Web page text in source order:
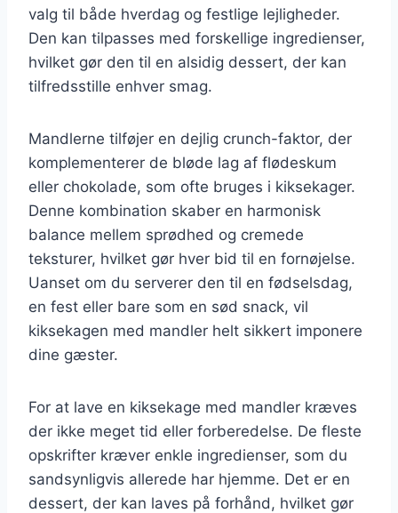
valg til både hverdag og festlige lejligheder.
Den kan tilpasses med forskellige ingredienser,
hvilket gør den til en alsidig dessert, der kan
tilfredsstille enhver smag.
Mandlerne tilføjer en dejlig crunch-faktor, der
komplementerer de bløde lag af flødeskum
eller chokolade, som ofte bruges i kiksekager.
Denne kombination skaber en harmonisk
balance mellem sprødhed og cremede
teksturer, hvilket gør hver bid til en fornøjelse.
Uanset om du serverer den til en fødselsdag,
en fest eller bare som en sød snack, vil
kiksekagen med mandler helt sikkert imponere
dine gæster.
For at lave en kiksekage med mandler kræves
der ikke meget tid eller forberedelse. De fleste
opskrifter kræver enkle ingredienser, som du
sandsynligvis allerede har hjemme. Det er en
dessert, der kan laves på forhånd, hvilket gør